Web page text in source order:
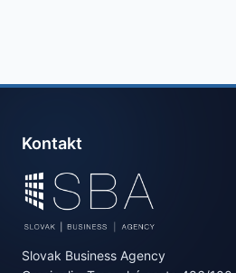
Kontakt
Slovak Business Agency